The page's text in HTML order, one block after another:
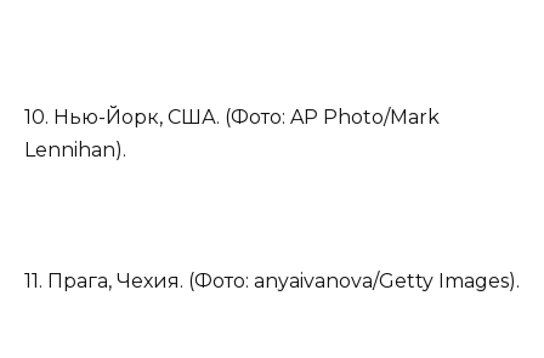
10. Нью-Йорк, США. (Фото: AP Photo/Mark
Lennihan).
11. Прага, Чехия. (Фото: anyaivanova/Getty Images).